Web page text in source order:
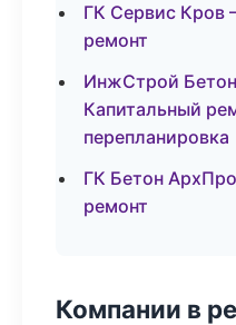
ГК Сервис Кров
ремонт
ИнжСтрой
Капитальный
перепланировка
ГК Бетон
ремонт
Компании в